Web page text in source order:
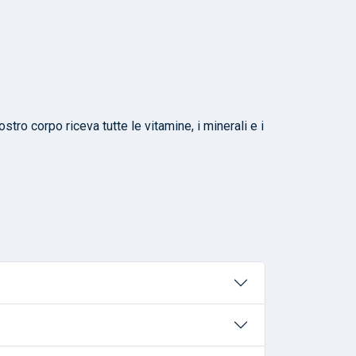
corpo riceva tutte le vitamine, i minerali e i